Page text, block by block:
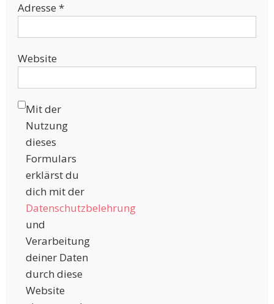
Adresse *
Website
Mit der
Nutzung
dieses
Formulars
erklärst du
dich mit der
Datenschutzbelehrung
und
Verarbeitung
deiner Daten
durch diese
Website